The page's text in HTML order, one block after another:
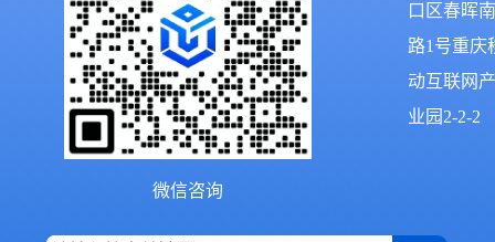
微信咨询
口区春晖
路1号重庆
动互联网
业园2-2-2